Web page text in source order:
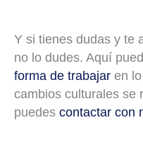
Y si tienes dudas y te
no lo dudes. Aquí
forma de trabajar en
cambios culturales se
puedes contactar con